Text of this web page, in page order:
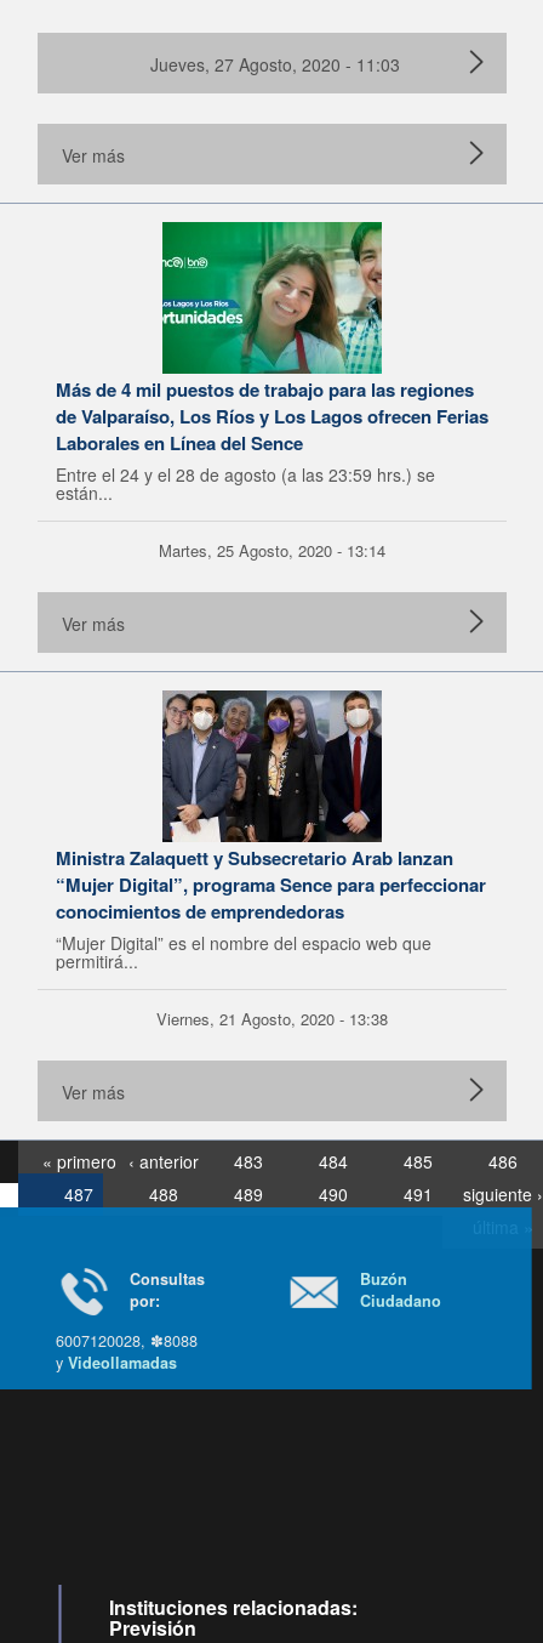
Jueves, 27 Agosto, 2020 - 11:03
Ver más
Más de 4 mil puestos de trabajo para las regiones
de Valparaíso, Los Ríos y Los Lagos ofrecen Ferias
Laborales en Línea del Sence
Entre el 24 y el 28 de agosto (a las 23:59 hrs.) se
están...
Martes, 25 Agosto, 2020 - 13:14
Ver más
Ministra Zalaquett y Subsecretario Arab lanzan
“Mujer Digital”, programa Sence para perfeccionar
conocimientos de emprendedoras
“Mujer Digital” es el nombre del espacio web que
permitirá...
Viernes, 21 Agosto, 2020 - 13:38
Ver más
« primero ‹ anterior 483 484 485
486
487
488 489 490 491
siguiente ›
última »
Consultas
por:
6007120028, ✽8088
yVideollamadas
Buzón
Ciudadano
Instituciones relacionadas:
Previsión